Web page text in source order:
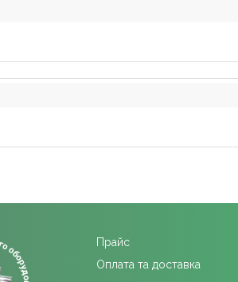
Прайс
Оплата та доставка